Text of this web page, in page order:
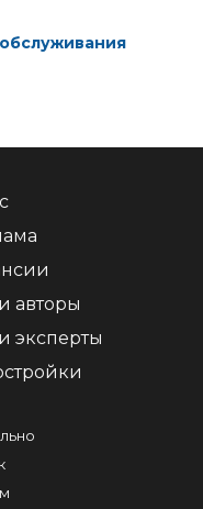
авторы
эксперты